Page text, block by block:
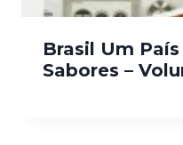
Brasil Um
Sabores –